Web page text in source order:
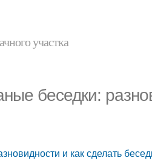
участка
беседки:
и как сделать